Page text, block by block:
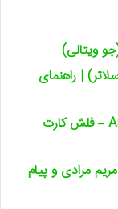
ویتالی)
| راهنمای
خلاصه کتاب American English File 2 – فلش کارت
| مریم مرادی و پیام